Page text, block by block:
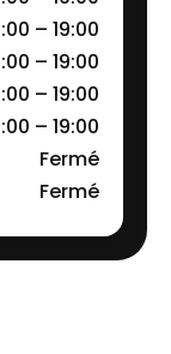
– 19:00
– 19:00
– 19:00
– 19:00
Fermé
Fermé